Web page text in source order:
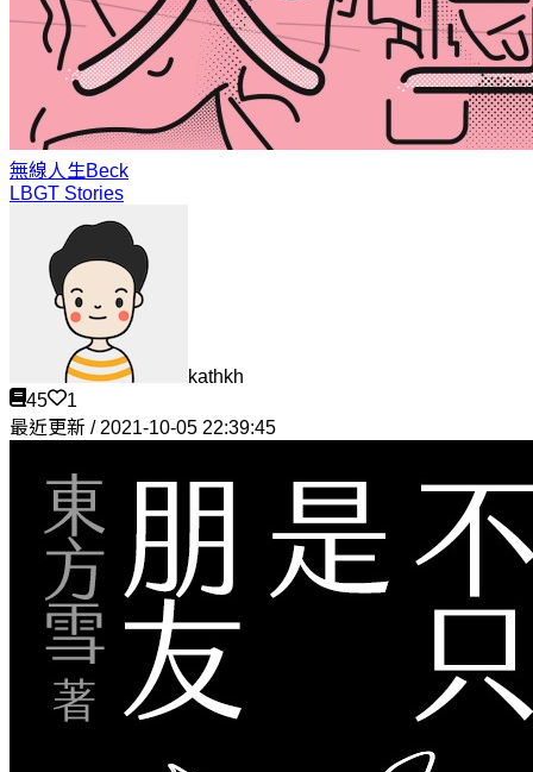
無線人生Beck
LBGT Stories
kathkh
45
1
最近更新 / 2021-10-05 22:39:45